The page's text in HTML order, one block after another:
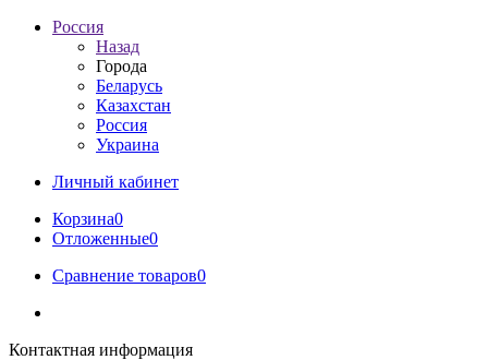
Россия
Назад
Города
Беларусь
Казахстан
Россия
Украина
Личный кабинет
Корзина0
Отложенные0
Сравнение товаров0
Контактная информация